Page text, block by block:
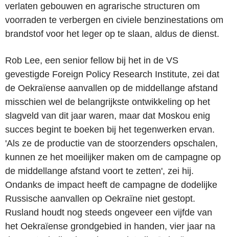
verlaten gebouwen en agrarische structuren om
voorraden te verbergen en civiele benzinestations om
brandstof voor het leger op te slaan, aldus de dienst.
Rob Lee, een senior fellow bij het in de VS
gevestigde Foreign Policy Research Institute, zei dat
de Oekraïense aanvallen op de middellange afstand
misschien wel de belangrijkste ontwikkeling op het
slagveld van dit jaar waren, maar dat Moskou enig
succes begint te boeken bij het tegenwerken ervan.
'Als ze de productie van de stoorzenders opschalen,
kunnen ze het moeilijker maken om de campagne op
de middellange afstand voort te zetten', zei hij.
Ondanks de impact heeft de campagne de dodelijke
Russische aanvallen op Oekraïne niet gestopt.
Rusland houdt nog steeds ongeveer een vijfde van
het Oekraïense grondgebied in handen, vier jaar na